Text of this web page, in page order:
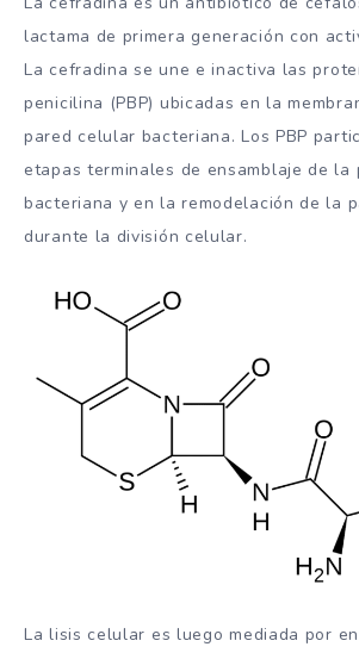
lactama de primera generación con
La cefradina se une e inactiva las
penicilina (PBP) ubicadas en la
pared celular bacteriana. Los PBP
etapas terminales de ensamblaje de la
bacteriana y en la remodelación de la
durante la división celular.
La lisis celular es luego mediada por